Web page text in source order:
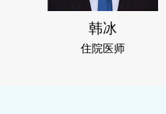
韩冰
住院医师